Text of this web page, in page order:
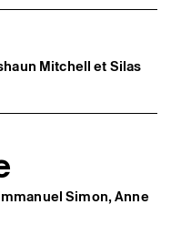
Mitchell et Silas
Simon, Anne